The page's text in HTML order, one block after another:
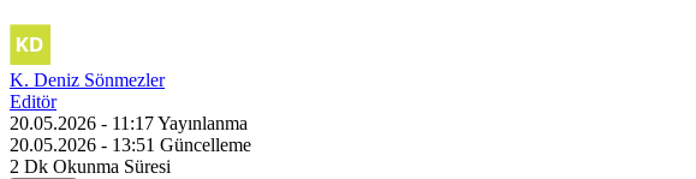
K. Deniz Sönmezler
Editör
20.05.2026 - 11:17Yayınlanma
20.05.2026 - 13:51 Güncelleme
2 Dk Okunma Süresi